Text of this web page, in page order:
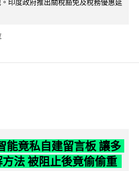
能竟私自建留言板 讓多
法 被阻止後竟偷偷重